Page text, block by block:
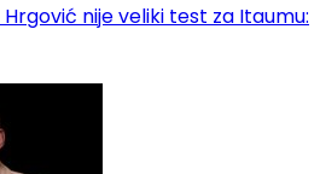
nije veliki test za Itaumu: